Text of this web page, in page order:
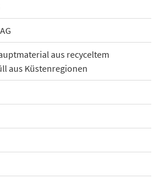
aus recyceltem
aus Küstenregionen